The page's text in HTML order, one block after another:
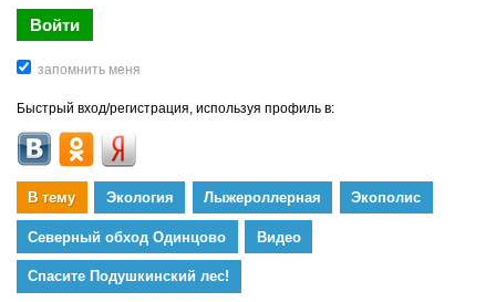
Быстрый вход/регистрация, используя профиль в:
В тему Экология Лыжероллерная Экополис
Северный обход Одинцово Видео
Спасите Подушкинский лес!